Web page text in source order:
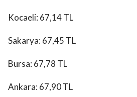
Kocaeli: 67,14 TL
Sakarya: 67,45 TL
Bursa: 67,78 TL
Ankara: 67,90 TL